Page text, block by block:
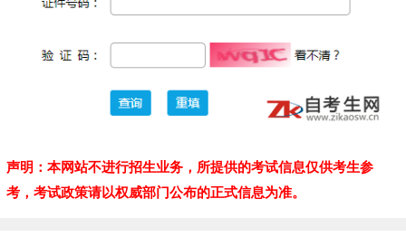
声明：本网站不进行招生业务，所提供的考试信息仅供考生参
考，考试政策请以权威部门公布的正式信息为准。